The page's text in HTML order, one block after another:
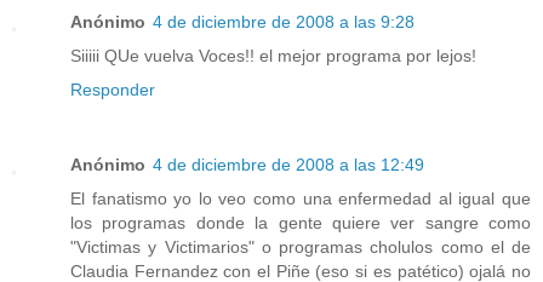
Anónimo 4 de diciembre de 2008 a las 9:28
Siiiii QUe vuelva Voces!! el mejor programa por lejos!
Responder
Anónimo 4 de diciembre de 2008 a las 12:49
El fanatismo yo lo veo como una enfermedad al igual que
los programas donde la gente quiere ver sangre como
"Victimas y Victimarios" o programas cholulos como el de
Claudia Fernandez con el Piñe (eso si es patético) ojalá no